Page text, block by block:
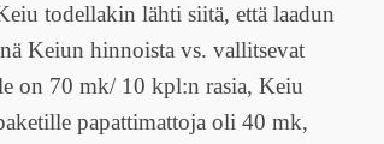
todellakin lähti siitä, että laadun
Keiun hinnoista vs. vallitsevat
on 70 mk/ 10 kpl:n rasia, Keiu
papattimattoja oli 40 mk,